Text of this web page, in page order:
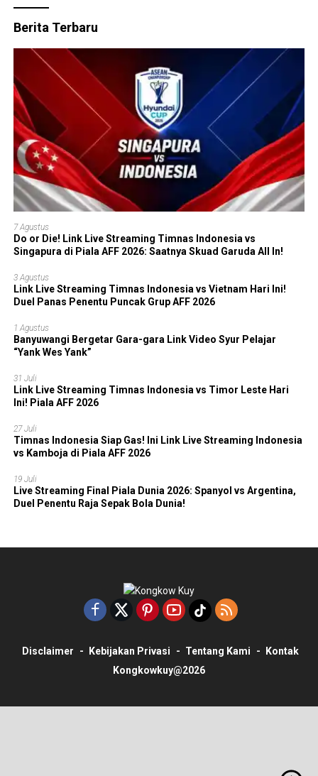
Berita Terbaru
7 Agustus
Do or Die! Link Live Streaming Timnas Indonesia vs
Singapura di Piala AFF 2026: Saatnya Skuad Garuda All In!
3 Agustus
Link Live Streaming Timnas Indonesia vs Vietnam Hari Ini!
Duel Panas Penentu Puncak Grup AFF 2026
1 Agustus
Banyuwangi Bergetar Gara-gara Link Video Syur Pelajar
“Yank Wes Yank”
31 Juli
Link Live Streaming Timnas Indonesia vs Timor Leste Hari
Ini! Piala AFF 2026
27 Juli
Timnas Indonesia Siap Gas! Ini Link Live Streaming Indonesia
vs Kamboja di Piala AFF 2026
19 Juli
Live Streaming Final Piala Dunia 2026: Spanyol vs Argentina,
Duel Penentu Raja Sepak Bola Dunia!
Disclaimer Kebijakan Privasi Tentang Kami
Kontak
Kongkowkuy@2026